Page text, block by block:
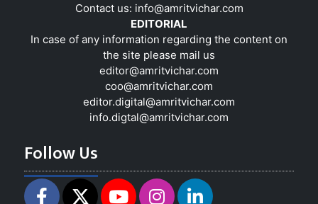
Contact us: info@amritvichar.com
EDITORIAL
In case of any information regarding the content on
the site please mail us
editor@amritvichar.com
coo@amritvichar.com
editor.digital@amritvichar.com
info.digtal@amritvichar.com
Follow Us